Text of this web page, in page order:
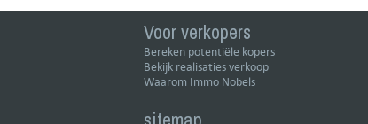
Voor verkopers
Bereken potentiële kopers
Bekijk realisaties verkoop
Waarom Immo Nobels